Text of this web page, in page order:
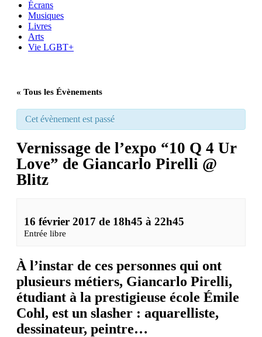
Écrans
Musiques
Livres
Arts
Vie LGBT+
« Tous les Évènements
Cet évènement est passé
Vernissage de l’expo “10 Q 4 Ur
Love” de Giancarlo Pirelli @
Blitz
16 février 2017 de 18h45 à 22h45
Entrée libre
À l’instar de ces personnes qui ont
plusieurs métiers, Giancarlo Pirelli,
étudiant à la prestigieuse école Émile
Cohl, est un slasher : aquarelliste,
dessinateur, peintre…